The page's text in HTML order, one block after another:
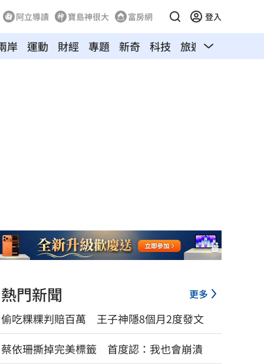
阿立導讀 寶島神很大 富房網 登入
岸 運動 財經 專題 新奇 科技 旅遊 汽車
熱門新聞 更多
偷吃粿粿判賠百萬 王子神隱8個月2度發文
蔡依珊撕掉完美標籤 首度認：我也會崩潰